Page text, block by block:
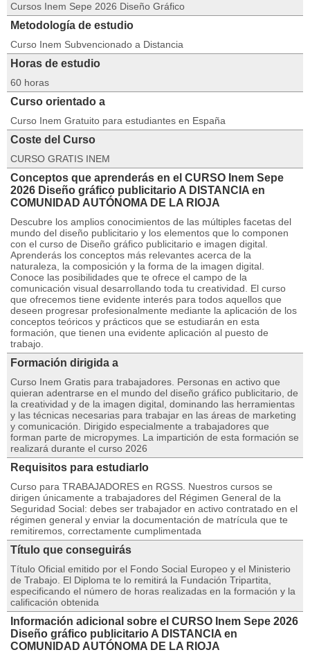
Cursos Inem Sepe 2026 Diseño Gráfico
Metodología de estudio
Curso Inem Subvencionado a Distancia
Horas de estudio
60 horas
Curso orientado a
Curso Inem Gratuito para estudiantes en España
Coste del Curso
CURSO GRATIS INEM
Conceptos que aprenderás en el CURSO Inem Sepe
2026 Diseño gráfico publicitario A DISTANCIA en
COMUNIDAD AUTÓNOMA DE LA RIOJA
Descubre los amplios conocimientos de las múltiples facetas del
mundo del diseño publicitario y los elementos que lo componen
con el curso de Diseño gráfico publicitario e imagen digital.
Aprenderás los conceptos más relevantes acerca de la
naturaleza, la composición y la forma de la imagen digital.
Conoce las posibilidades que te ofrece el campo de la
comunicación visual desarrollando toda tu creatividad. El curso
que ofrecemos tiene evidente interés para todos aquellos que
deseen progresar profesionalmente mediante la aplicación de los
conceptos teóricos y prácticos que se estudiarán en esta
formación, que tienen una evidente aplicación al puesto de
trabajo.
Formación dirigida a
Curso Inem Gratis para trabajadores. Personas en activo que
quieran adentrarse en el mundo del diseño gráfico publicitario, de
la creatividad y de la imagen digital, dominando las herramientas
y las técnicas necesarias para trabajar en las áreas de marketing
y comunicación. Dirigido especialmente a trabajadores que
forman parte de micropymes. La impartición de esta formación se
realizará durante el curso 2026
Requisitos para estudiarlo
Curso para TRABAJADORES en RGSS. Nuestros cursos se
dirigen únicamente a trabajadores del Régimen General de la
Seguridad Social: debes ser trabajador en activo contratado en el
régimen general y enviar la documentación de matrícula que te
remitiremos, correctamente cumplimentada
Título que conseguirás
Título Oficial emitido por el Fondo Social Europeo y el Ministerio
de Trabajo. El Diploma te lo remitirá la Fundación Tripartita,
especificando el número de horas realizadas en la formación y la
calificación obtenida
Información adicional sobre el CURSO Inem Sepe 2026
Diseño gráfico publicitario A DISTANCIA en
COMUNIDAD AUTÓNOMA DE LA RIOJA